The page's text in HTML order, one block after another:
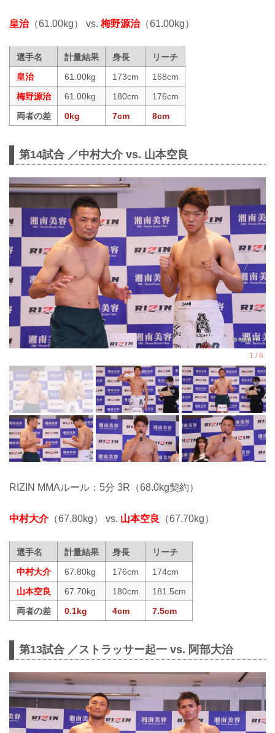
皇治（61.00kg） vs. 梅野源治（61.00kg）
選手名 計量結果 身長
リーチ
皇治
61.00kg 173cm
168cm
梅野源治
61.00kg 180cm
176cm
両者の差
0kg 7cm 8cm
第14試合 ／中村大介 vs. 山本空良
RIZIN MMAルール：5分 3R（68.0kg契約）
中村大介（67.80kg） vs. 山本空良 （67.70kg）
選手名 計量結果 身長
リーチ
中村大介
67.80kg 176cm
174cm
山本空良
67.70kg 180cm
181.5cm
両者の差
0.1kg 4cm 7.5cm
第13試合 ／ストラッサー起一 vs. 阿部大治